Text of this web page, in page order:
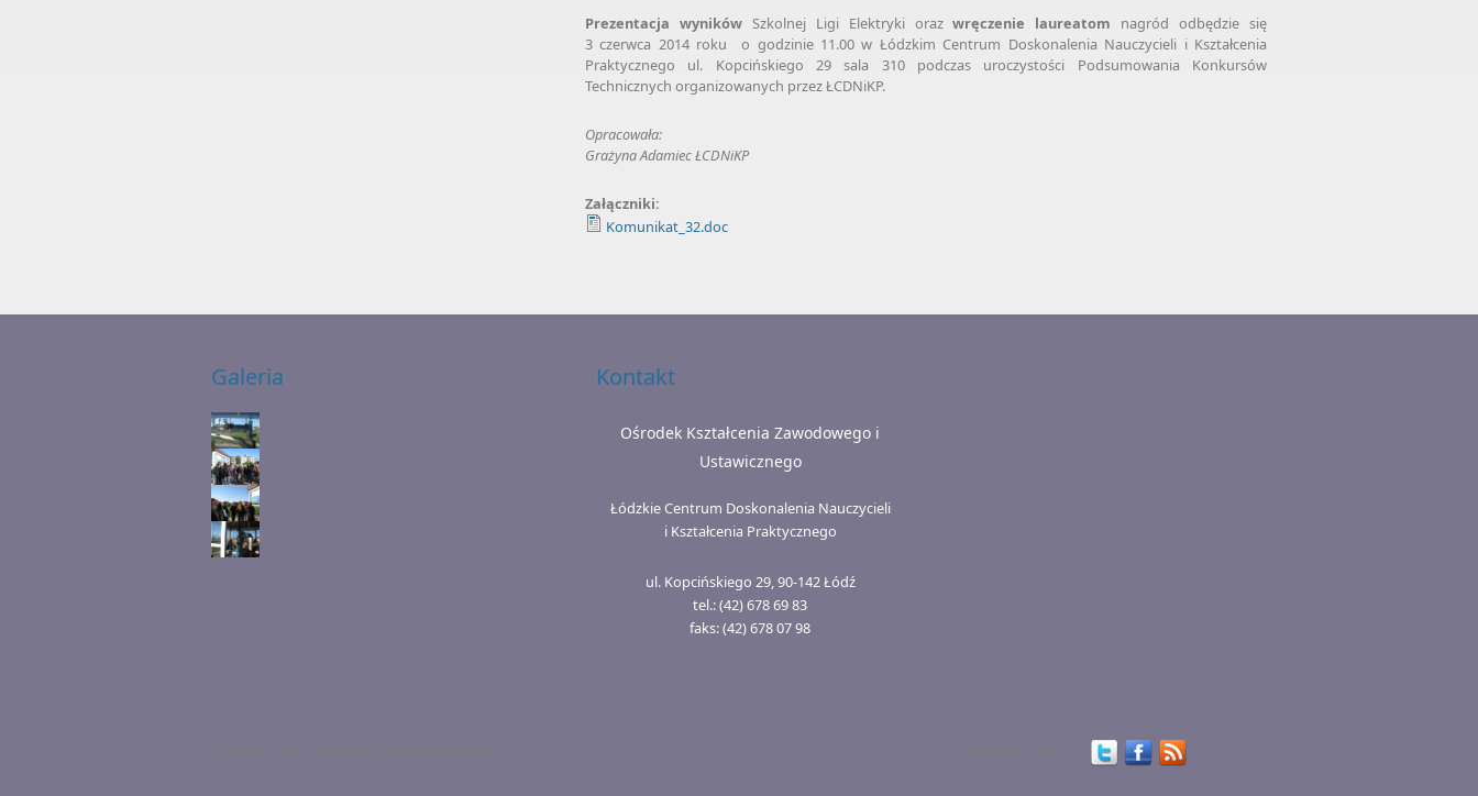
Prezentacja wynikówSzkolnej Ligi Elektryki orazwręczenie laureatom nagród odbędzie się
3 czerwca 2014 roku o godzinie 11.00 w Łódzkim Centrum Doskonalenia Nauczycieli i Kształcenia
Praktycznego ul. Kopcińskiego 29 sala 310 podczas uroczystości Podsumowania Konkursów
Technicznych organizowanych przez ŁCDNiKP.
Opracowała:
Grażyna AdamiecŁCDNiKP
Załączniki:
Komunikat_32.doc
Galeria Kontakt
Ośrodek Kształcenia Zawodowego i
Ustawicznego
Łódzkie Centrum Doskonalenia Nauczycieli
i Kształcenia Praktycznego
ul. Kopcińskiego 29, 90-142 Łódź
tel.: (42) 678 69 83
faks: (42) 678 07 98